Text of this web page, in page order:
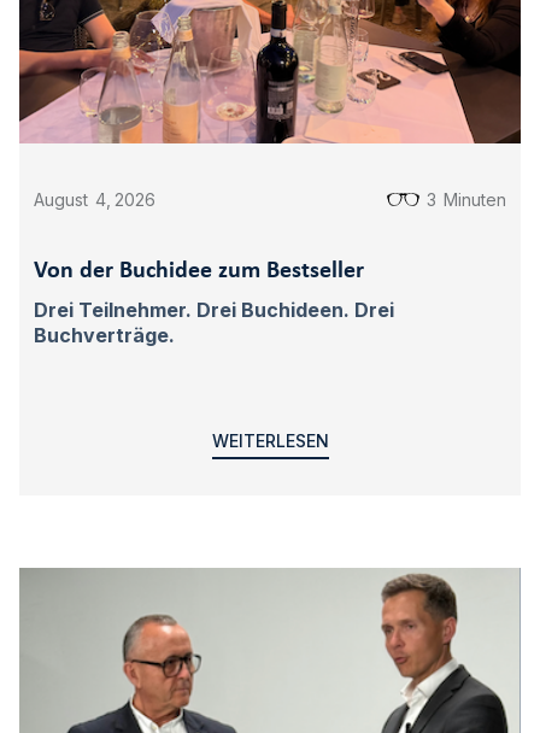
August 4 2026 3 Minuten
Von der Buchidee zum Bestseller
Drei Teilnehmer. Drei Buchideen. Drei
Buchverträge.
WEITERLESEN